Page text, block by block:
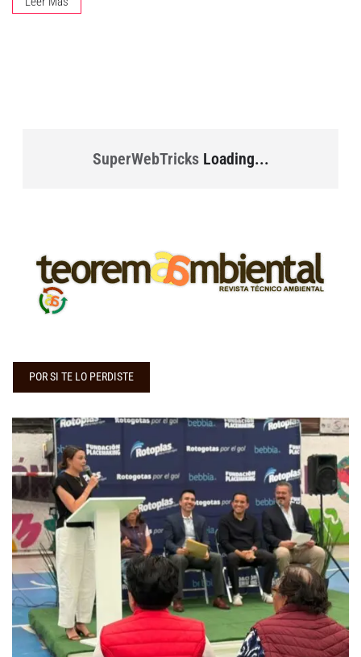
SuperWebTricksLoading...
POR SI TE LO PERDISTE